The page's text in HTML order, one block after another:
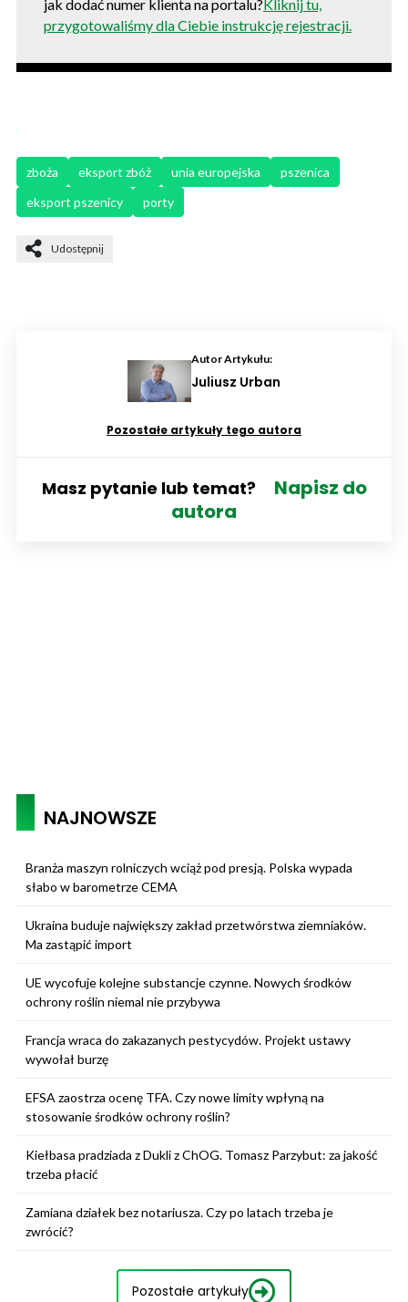
jak dodać numer klienta na portalu? Kliknij tu,
przygotowaliśmy dla Ciebie instrukcję rejestracji.
zboża eksport zbóż unia europejska
pszenica
eksport pszenicy
porty
Udostępnij
Autor Artykułu:
Juliusz Urban
Pozostałe artykuły tego autora
Masz pytanie lub temat?
Napisz do
autora
NAJNOWSZE
Branża maszyn rolniczych wciąż pod presją. Polska wypada
słabo w barometrze CEMA
Ukraina buduje największy zakład przetwórstwa ziemniaków.
Ma zastąpić import
UE wycofuje kolejne substancje czynne. Nowych środków
ochrony roślin niemal nie przybywa
Francja wraca do zakazanych pestycydów. Projekt ustawy
wywołał burzę
EFSA zaostrza ocenę TFA. Czy nowe limity wpłyną na
stosowanie środków ochrony roślin?
Kiełbasa pradziada z Dukli z ChOG. Tomasz Parzybut: za jakość
trzeba płacić
Zamiana działek bez notariusza. Czy po latach trzeba je
zwrócić?
Pozostałe artykuły